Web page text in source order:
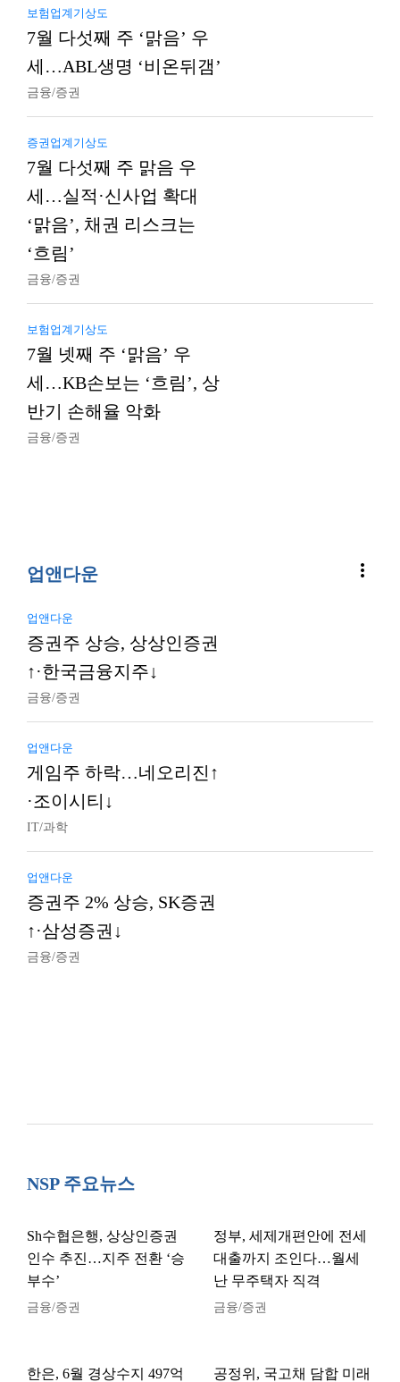
보험업계기상도
7월 다섯째 주 ‘맑음’ 우
세…ABL생명 ‘비온뒤갬’
금융/증권
증권업계기상도
7월 다섯째 주 맑음 우
세…실적·신사업 확대
‘맑음’, 채권 리스크는
‘흐림’
금융/증권
보험업계기상도
7월 넷째 주 ‘맑음’ 우
세…KB손보는 ‘흐림’, 상
반기 손해율 악화
금융/증권
업앤다운 more_vert
업앤다운
증권주 상승, 상상인증권
↑·한국금융지주↓
금융/증권
업앤다운
게임주 하락…네오리진↑
·조이시티↓
IT/과학
업앤다운
증권주 2% 상승, SK증권
↑·삼성증권↓
금융/증권
NSP 주요뉴스
Sh수협은행, 상상인증권
인수 추진…지주 전환 ‘승
부수’
금융/증권
정부, 세제개편안에 전세
대출까지 조인다…월세
난 무주택자 직격
금융/증권
한은, 6월 경상수지 497억
공정위, 국고채 담합 미래